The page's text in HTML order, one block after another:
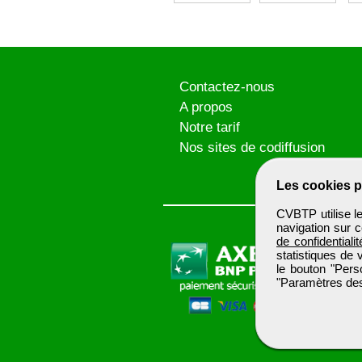
Les cookies
CVBTP utilise
navigation sur
de
statistiques de
le bouton
"Paramètres
Contactez-nous
A propos
Notre tarif
Nos sites de codiffusion